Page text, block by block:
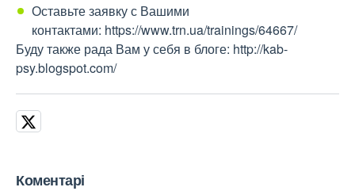
Оставьте заявку с Вашими
контактами: https://www.trn.ua/trainings/64667/
Буду также рада Вам у себя в блоге: http://kab-
psy.blogspot.com/
Коментарі